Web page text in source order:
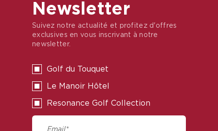
Newsletter
Suivez notre actualité et profitez d'offres
exclusives en vous inscrivant à notre
newsletter.
Golf du Touquet
Le Manoir Hôtel
Resonance Golf Collection